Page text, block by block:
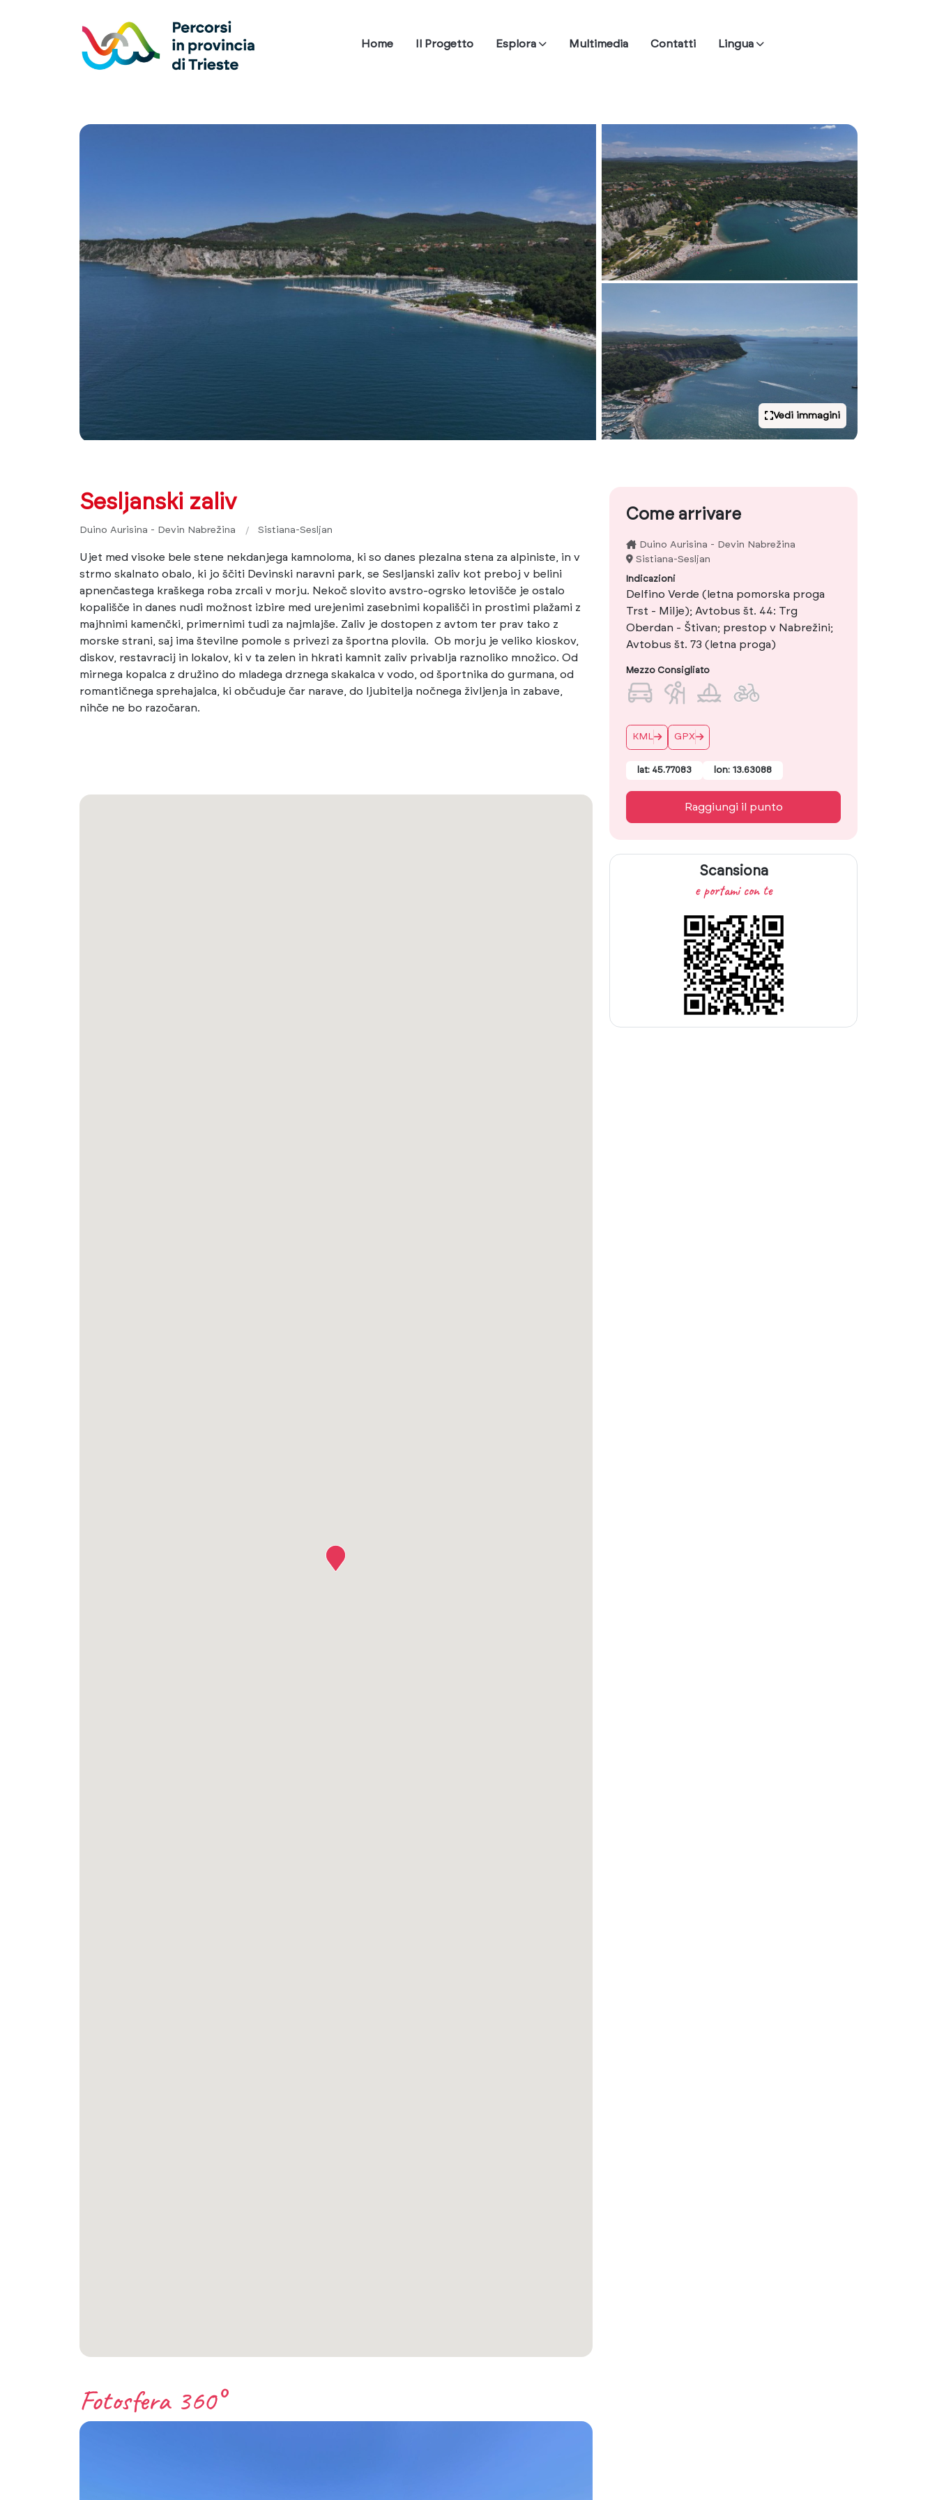
Home Il Progetto Esplora Multimedia Contatti Lingua
Vedi immagini
Sesljanski zaliv
Duino Aurisina - Devin Nabrežina Sistiana-Sesljan
Ujet med visoke bele stene nekdanjega kamnoloma, ki so danes plezalna stena za alpiniste, in v
strmo skalnato obalo, ki jo ščiti Devinski naravni park, se Sesljanski zaliv kot preboj v belini
apnenčastega kraškega roba zrcali v morju. Nekoč slovito avstro-ogrsko letovišče je ostalo
kopališče in danes nudi možnost izbire med urejenimi zasebnimi kopališči in prostimi plažami z
majhnimi kamenčki, primernimi tudi za najmlajše. Zaliv je dostopen z avtom ter prav tako z
morske strani, saj ima številne pomole s privezi za športna plovila. Ob morju je veliko kioskov,
diskov, restavracij in lokalov, ki v ta zelen in hkrati kamnit zaliv privablja raznoliko množico. Od
mirnega kopalca z družino do mladega drznega skakalca v vodo, od športnika do gurmana, od
romantičnega sprehajalca, ki občuduje čar narave, do ljubitelja nočnega življenja in zabave,
nihče ne bo razočaran.
Fotosfera 360°
Come arrivare
Duino Aurisina - Devin Nabrežina
Sistiana-Sesljan
Indicazioni
Delfino Verde (letna pomorska proga
Trst - Milje); Avtobus št. 44: Trg
Oberdan - Štivan; prestop v Nabrežini;
Avtobus št. 73 (letna proga)
Mezzo Consigliato
KML GPX
lat: 45.77083 lon: 13.63088
Raggiungi il punto
Scansiona
e portami con te